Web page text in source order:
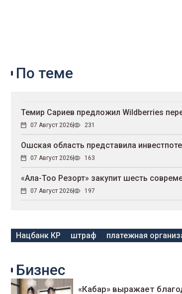
По теме
Темир Сариев предложил Wildberries
07 Август 2026 231
Ошская область представила
07 Август 2026 163
«Ала-Тоо Резорт» закупит шесть
07 Август 2026 197
Нацбанк КР штраф платежная
Бизнес
«Кабар» выражает